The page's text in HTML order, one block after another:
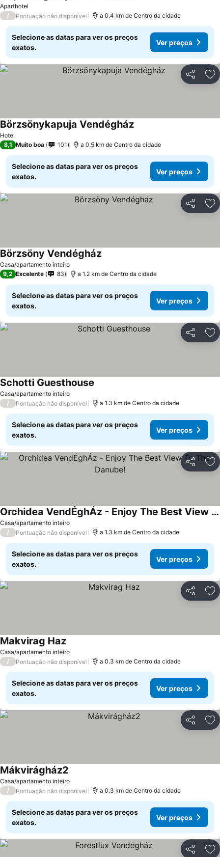
Aparthotel
/ Pontuação não disponível a 0.4 km de Centro da cidade
Selecione as datas para ver os preços
exatos.
Ver preços
Partilhar
Hotel
Börzsönykapuja Vendégház
8,1 Muito boa 101 a 0.5 km de Centro da cidade
Selecione as datas para ver os preços
exatos.
Ver preços
Partilhar
Casa/apartamento inteiro
Börzsöny Vendégház
9,2 Excelente 83 a 1.2 km de Centro da cidade
Selecione as datas para ver os preços
exatos.
Ver preços
Partilhar
Casa/apartamento inteiro
Schotti Guesthouse
/ Pontuação não disponível a 1.3 km de Centro da cidade
Selecione as datas para ver os preços
exatos.
Ver preços
Partilhar
Casa/apartamento inteiro
Orchidea VendÉghÁz - Enjoy The Best View To The Danube!
/ Pontuação não disponível a 1.3 km de Centro da cidade
Selecione as datas para ver os preços
exatos.
Ver preços
Partilhar
Casa/apartamento inteiro
Makvirag Haz
/ Pontuação não disponível a 0.3 km de Centro da cidade
Selecione as datas para ver os preços
exatos.
Ver preços
Partilhar
Casa/apartamento inteiro
Mákvirágház2
/ Pontuação não disponível a 0.3 km de Centro da cidade
Selecione as datas para ver os preços
exatos.
Ver preços
Partilhar